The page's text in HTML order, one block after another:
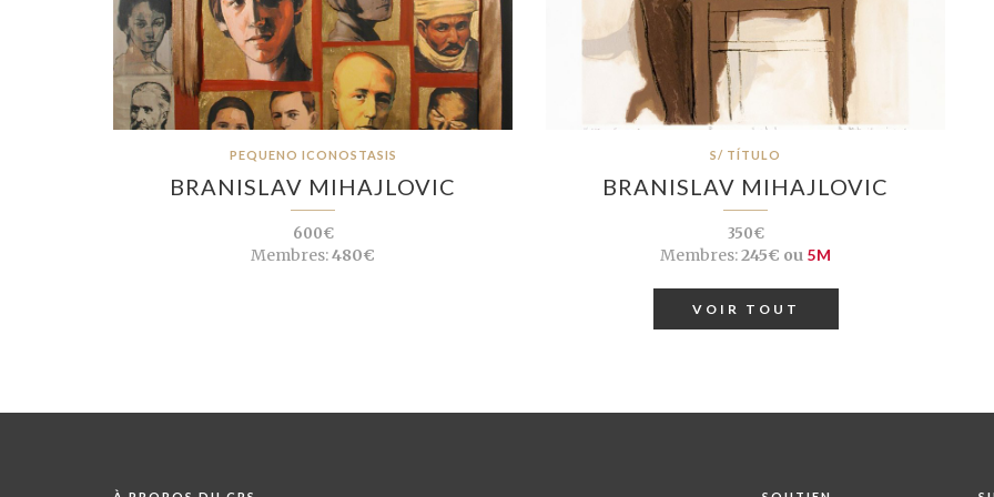
PEQUENO ICONOSTASIS
BRANISLAV MIHAJLOVIC
600€
Membres:480€
S/ TÍTULO
BRANISLAV MIHAJLOVIC
350€
Membres:245€ ou 5M
VOIR TOUT